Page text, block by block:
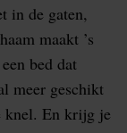
in de gaten,
maakt ’s
bed dat
meer geschikt
knel. En krijg je